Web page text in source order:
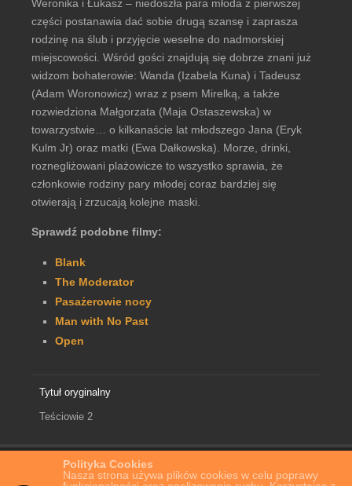
Polityka Cookies
Nasza strona używa plików cookies w celu poprawy
Weronika i Łukasz – niedoszła para młoda z pierwszej
części postanawia dać sobie drugą szansę i zaprasza
rodzinę na ślub i przyjęcie weselne do nadmorskiej
miejscowości. Wśród gości znajdują się dobrze znani już
widzom bohaterowie: Wanda (Izabela Kuna) i Tadeusz
(Adam Woronowicz) wraz z psem Mirelką, a także
rozwiedziona Małgorzata (Maja Ostaszewska) w
towarzystwie… o kilkanaście lat młodszego Jana (Eryk
Kulm Jr) oraz matki (Ewa Dałkowska). Morze, drinki,
roznegliżowani plażowicze to wszystko sprawia, że
członkowie rodziny pary młodej coraz bardziej się
otwierają i zrzucają kolejne maski.
Sprawdź podobne filmy:
Blank
The Moderator
Pasażerowie nocy
Man with No Past
Open
Tytuł oryginalny
Teściowie 2
Film Online Teściowie 2